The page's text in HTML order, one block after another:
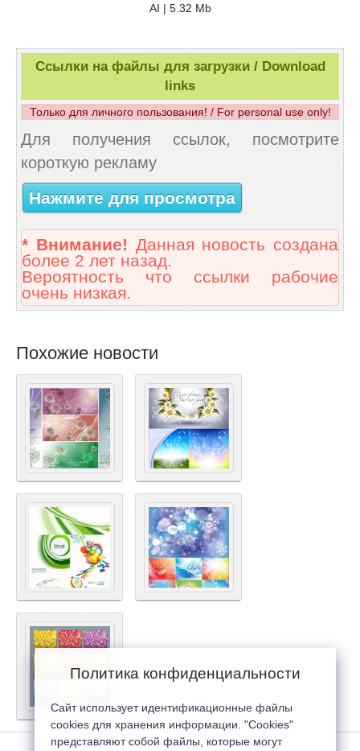
AI | 5.32 Mb
Ссылки на файлы для загрузки / Download
links
Только для личного пользования! / For personal use only!
Для получения ссылок, посмотрите
короткую рекламу
Нажмите для просмотра
* Внимание! Данная новость создана
более 2 лет назад.
Вероятность что ссылки рабочие
очень низкая.
Похожие новости
Политика конфиденциальности
Сайт использует идентификационные файлы
cookies для хранения информации. "Cookies"
представляют собой файлы, которые могут